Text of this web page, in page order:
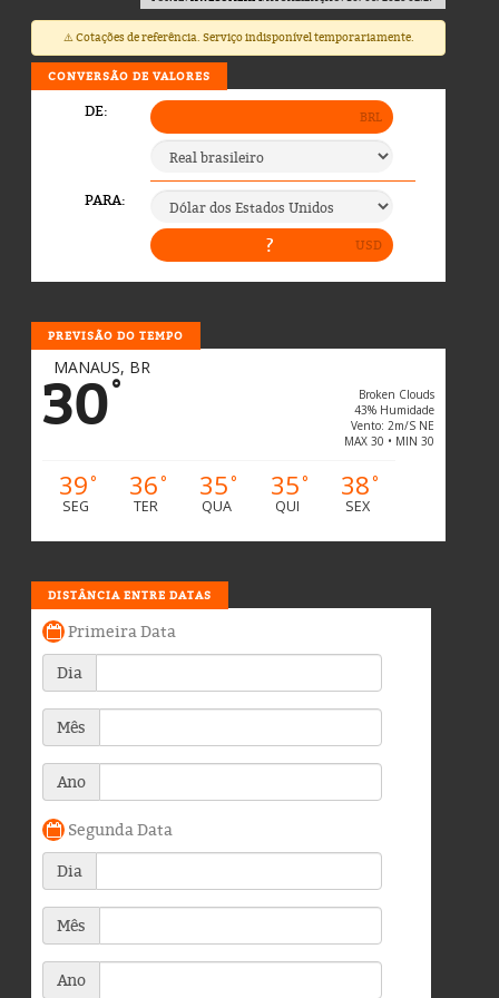
⚠️ Cotações de referência. Serviço indisponível temporariamente.
CONVERSÃO DE VALORES
PREVISÃO DO TEMPO
MANAUS, BR
30°
Broken Clouds
43% Humidade
Vento: 2m/s NE
MAX 30 • MIN 30
39°
SEG
36°
TER
35°
QUA
35°
QUI
38°
SEX
DISTÂNCIA ENTRE DATAS